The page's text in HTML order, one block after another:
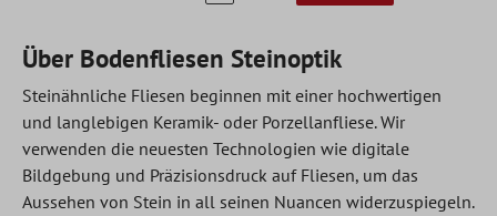
Über Bodenfliesen Steinoptik
Steinähnliche Fliesen beginnen mit einer hochwertigen
und langlebigen Keramik- oder Porzellanfliese. Wir
verwenden die neuesten Technologien wie digitale
Bildgebung und Präzisionsdruck auf Fliesen, um das
Aussehen von Stein in all seinen Nuancen widerzuspiegeln.